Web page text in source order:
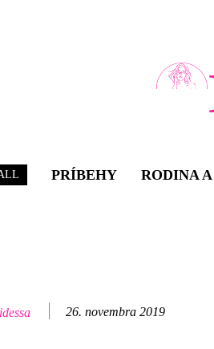
PRÍBEHY RODINA
26. novembra 2019